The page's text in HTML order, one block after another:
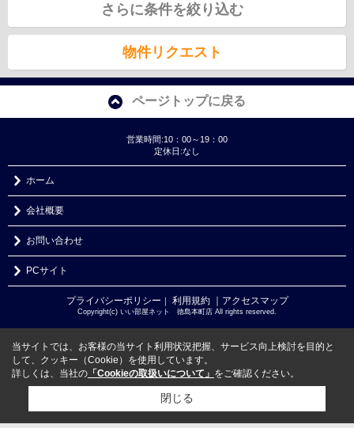
さらに条件を絞り込む
物件リクエスト
ページトップに戻る
営業時間:10：00～19：00
定休日:なし
ホーム
会社概要
お問い合わせ
PCサイト
プライバシーポリシー ｜ 利用規約 ｜アクセスマップ
Copyright(c) いい部屋ネット 徳島本町店 All rights reserved.
当サイトでは、お客様の当サイト利用状況把握、サービス向上検討を目的と
して、クッキー（Cookie）を使用しています。
詳しくは、当社の 「Cookieの取扱いについて」 をご確認ください。
閉じる